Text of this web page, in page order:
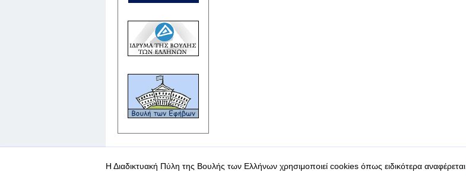
WEB-Mail|WEB-Apps|Όροι χρήσης |Προσωπικά δεδομένα|Ασφάλεια & Πρόσβαση|
Η Διαδικτυακή Πύλη της Βουλής των Ελλήνων χρησιμοποιεί cookies όπως ειδικότερα αναφέρεται